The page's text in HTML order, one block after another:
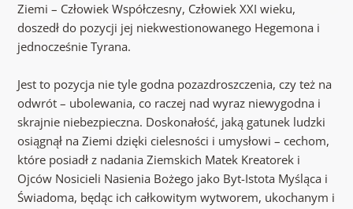
Ziemi – Człowiek Współczesny, Człowiek XXI wieku,
doszedł do pozycji jej niekwestionowanego Hegemona i
jednocześnie Tyrana.
Jest to pozycja nie tyle godna pozazdroszczenia, czy też na
odwrót – ubolewania, co raczej nad wyraz niewygodna i
skrajnie niebezpieczna. Doskonałość, jaką gatunek ludzki
osiągnął na Ziemi dzięki cielesności i umysłowi – cechom,
które posiadł z nadania Ziemskich Matek Kreatorek i
Ojców Nosicieli Nasienia Bożego jako Byt-Istota Myśląca i
Świadoma, będąc ich całkowitym wytworem, ukochanym i